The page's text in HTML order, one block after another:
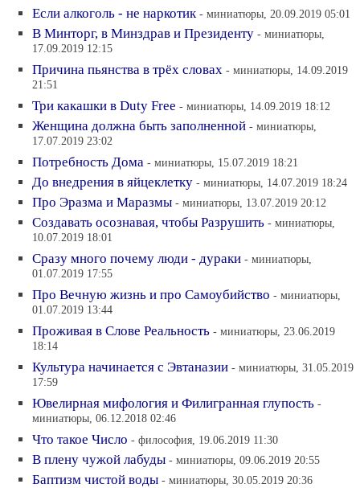
Если алкоголь - не наркотик - миниатюры, 20.09.2019 05:01
В Минторг, в Минздрав и Президенту - миниатюры,
17.09.2019 12:15
Причина пьянства в трёх словах - миниатюры, 14.09.2019
21:51
Три какашки в Duty Free - миниатюры, 14.09.2019 18:12
Женщина должна быть заполненной - миниатюры,
17.07.2019 23:02
Потребность Дома - миниатюры, 15.07.2019 18:21
До внедрения в яйцеклетку - миниатюры, 14.07.2019 18:24
Про Эразма и Маразмы - миниатюры, 13.07.2019 20:12
Создавать осознавая, чтобы Разрушить - миниатюры,
10.07.2019 18:01
Сразу много почему люди - дураки - миниатюры,
01.07.2019 17:55
Про Вечную жизнь и про Самоубийство - миниатюры,
01.07.2019 13:44
Проживая в Слове Реальность - миниатюры, 23.06.2019
18:14
Культура начинается с Эвтаназии - миниатюры, 31.05.2019
17:59
Ювелирная мифология и Филигранная глупость -
миниатюры, 06.12.2018 02:46
Что такое Число - философия, 19.06.2019 11:30
В плену чужой лабуды - миниатюры, 09.06.2019 20:55
Баптизм чистой воды - миниатюры, 30.05.2019 20:36